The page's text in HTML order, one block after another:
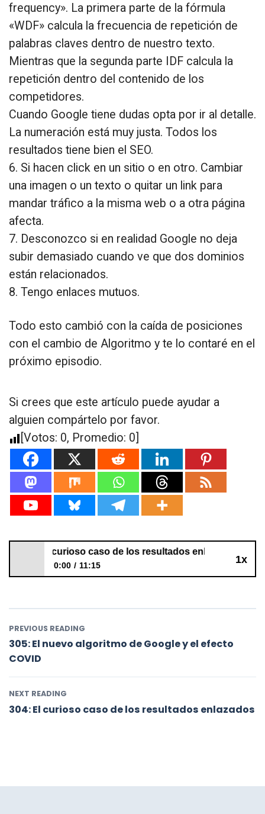
frequency». La primera parte de la fórmula
«WDF» calcula la frecuencia de repetición de
palabras claves dentro de nuestro texto.
Mientras que la segunda parte IDF calcula la
repetición dentro del contenido de los
competidores.
Cuando Google tiene dudas opta por ir al detalle.
La numeración está muy justa. Todos los
resultados tiene bien el SEO.
6. Si hacen click en un sitio o en otro. Cambiar
una imagen o un texto o quitar un link para
mandar tráfico a la misma web o a otra página
afecta.
7. Desconozco si en realidad Google no deja
subir demasiado cuando ve que dos dominios
están relacionados.
8. Tengo enlaces mutuos.
Todo esto cambió con la caída de posiciones
con el cambio de Algoritmo y te lo contaré en el
próximo episodio.
Si crees que este artículo puede ayudar a
alguien compártelo por favor.
[Votos: 0, Promedio: 0
1x
304: El curioso caso de los resultados enlazados
0:00 11:15
PREVIOUS READING
305: El nuevo algoritmo de Google y el efecto
COVID
NEXT READING
304: El curioso caso de los resultados enlazados